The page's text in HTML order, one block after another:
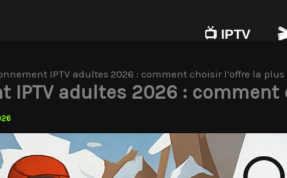
📺 IPTV
IPTV adultes 2026 : comment choisir l’offre la
IPTV adultes 2026 :